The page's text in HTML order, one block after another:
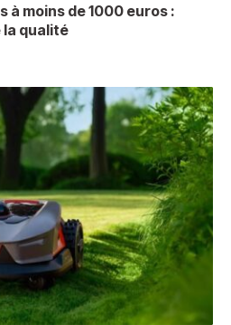
moins de 1000 euros :
qualité